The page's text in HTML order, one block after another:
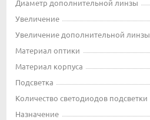
Диаметр дополнительной линзы
Увеличение
Увеличение дополнительной линзы
Материал оптики
Материал корпуса
Подсветка
Количество светодиодов подсветки
Назначение